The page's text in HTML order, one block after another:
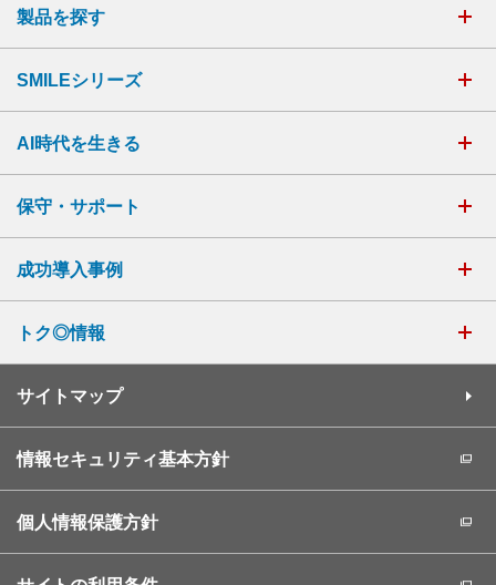
製品を探す
SMILEシリーズ
AI時代を生きる
保守・サポート
成功導入事例
トク◎情報
サイトマップ
情報セキュリティ基本方針
個人情報保護方針